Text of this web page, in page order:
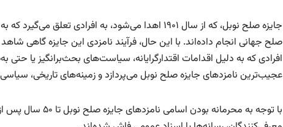
جایزه صلح نوبل، که از سال ۱۹۰۱ اهدا می‌شود، به
صلح جهانی انجام داده‌اند. با این حال، فرآیند نامزدی این جایزه گاهی
افرادی که به دلیل اقدامات اقتدارگرایانه، سیاست‌های بحث‌برانگیز یا
عجیب‌ترین نامزدهای جایزه صلح نوبل می‌پردازد و زمینه‌های تاریخی،
با توجه به